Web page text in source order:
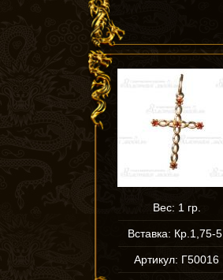
Вес: 1 гр.
Вставка: Кр.1,75-5.
Артикул: Г50016